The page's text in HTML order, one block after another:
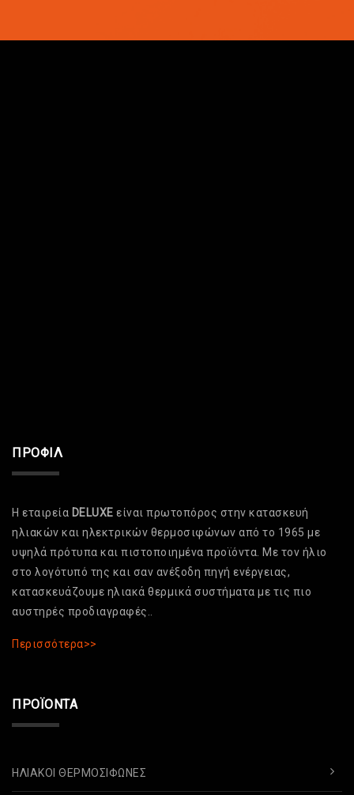
ΠΡΟΦΊΛ
Η εταιρεία DELUXE είναι πρωτοπόρος στην κατασκευή
ηλιακών και ηλεκτρικών θερμοσιφώνων από το 1965 με
υψηλά πρότυπα και πιστοποιημένα προϊόντα. Με τον ήλιο
στο λογότυπό της και σαν ανέξοδη πηγή ενέργειας,
κατασκευάζουμε ηλιακά θερμικά συστήματα με τις πιο
αυστηρές προδιαγραφές..
Περισσότερα>>
ΠΡΟΪΌΝΤΑ
ΗΛΙΑΚΟΊ ΘΕΡΜΟΣΊΦΩΝΕΣ